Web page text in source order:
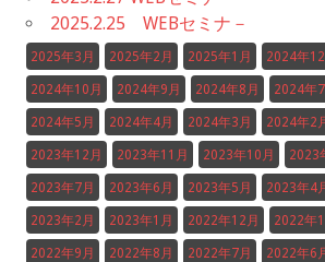
2025.2.25 WEBセミナ－
2025年3月 2025年2月 2025年1月 2024年
2024年10月 2024年9月 2024年8月 2024年
2024年5月 2024年4月 2024年3月 2024年2
2023年12月 2023年11月 2023年10月 2023
2023年7月 2023年6月 2023年5月 2023年4
2023年2月 2023年1月 2022年12月 2022年
2022年9月 2022年8月 2022年7月 2022年6